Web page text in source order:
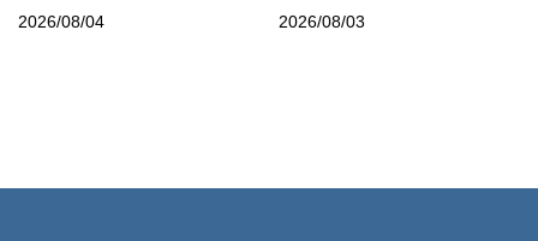
2026/08/04
2026/08/03